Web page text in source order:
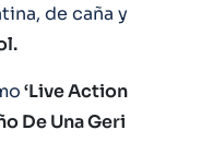
de caña y
‘Live Action
De Una Geri